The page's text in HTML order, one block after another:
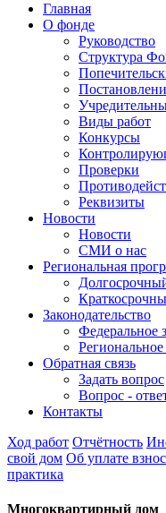
Главная
О фонде
Руководство
Структура
Виды работ
Конкурсы
Проверки
Реквизиты
Новости
Новости
СМИ о нас
Региональная
Законодательство
Федеральное
Региональное
Обратная связь
Задать вопрос
Вопрос -
Контакты
Ход работ Отчётность
свой дом Об уплате
практика
Многоквартирный дом